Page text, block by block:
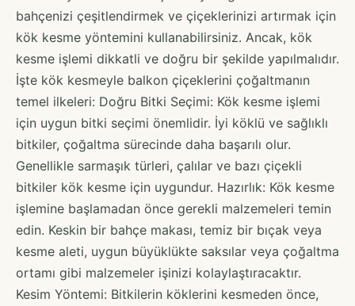
bahçenizi çeşitlendirmek ve çiçeklerinizi artırmak için
kök kesme yöntemini kullanabilirsiniz. Ancak, kök
kesme işlemi dikkatli ve doğru bir şekilde yapılmalıdır.
İşte kök kesmeyle balkon çiçeklerini çoğaltmanın
temel ilkeleri: Doğru Bitki Seçimi: Kök kesme işlemi
için uygun bitki seçimi önemlidir. İyi köklü ve sağlıklı
bitkiler, çoğaltma sürecinde daha başarılı olur.
Genellikle sarmaşık türleri, çalılar ve bazı çiçekli
bitkiler kök kesme için uygundur. Hazırlık: Kök kesme
işlemine başlamadan önce gerekli malzemeleri temin
edin. Keskin bir bahçe makası, temiz bir bıçak veya
kesme aleti, uygun büyüklükte saksılar veya çoğaltma
ortamı gibi malzemeler işinizi kolaylaştıracaktır.
Kesim Yöntemi: Bitkilerin köklerini kesmeden önce,